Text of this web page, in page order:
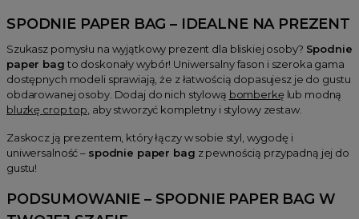
SPODNIE PAPER BAG – IDEALNE NA PREZENT
Szukasz pomysłu na wyjątkowy prezent dla bliskiej osoby? Spodnie
paper bag to doskonały wybór! Uniwersalny fason i szeroka gama
dostępnych modeli sprawiają, że z łatwością dopasujesz je do gustu
obdarowanej osoby. Dodaj do nich stylową bomberkęlub modną
bluzkę crop top , aby stworzyć kompletny i stylowy zestaw.
Zaskocz ją prezentem, który łączy w sobie styl, wygodę i
uniwersalność – spodnie paper bag z pewnością przypadną jej do
gustu!
PODSUMOWANIE – SPODNIE PAPER BAG W